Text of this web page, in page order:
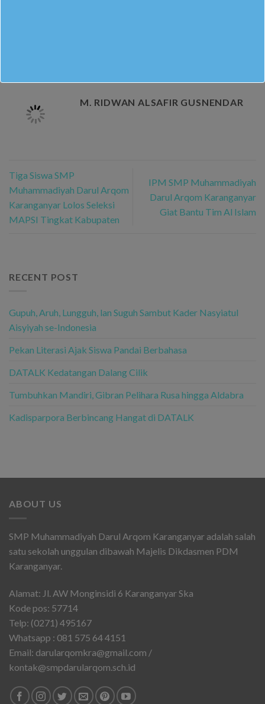
M. RIDWAN ALSAFIR GUSNENDAR
Tiga Siswa SMP
Muhammadiyah Darul Arqom
Karanganyar Lolos Seleksi
MAPSI Tingkat Kabupaten
IPM SMP Muhammadiyah
Darul Arqom Karanganyar
Giat Bantu Tim Al Islam
RECENT POST
Gupuh, Aruh, Lungguh, lan Suguh Sambut Kader Nasyiatul
Aisyiyah se-Indonesia
Pekan Literasi Ajak Siswa Pandai Berbahasa
DATALK Kedatangan Dalang Cilik
Tumbuhkan Mandiri, Gibran Pelihara Rusa hingga Aldabra
Kadisparpora Berbincang Hangat di DATALK
ABOUT US
SMP Muhammadiyah Darul Arqom Karanganyar adalah salah
satu sekolah unggulan dibawah Majelis Dikdasmen PDM
Karanganyar.
Alamat: Jl. AW Monginsidi 6 Karanganyar Ska
Kode pos: 57714
Telp: (0271) 495167
Whatsapp : 081 575 64 4151
Email: darularqomkra@gmail.com /
kontak@smpdarularqom.sch.id